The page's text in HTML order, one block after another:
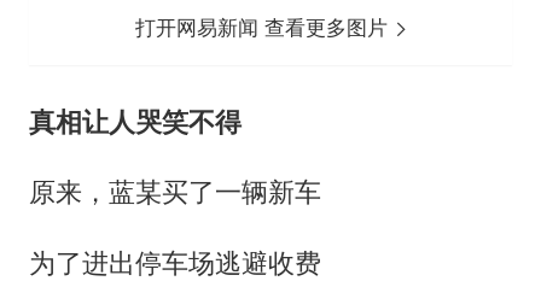
打开网易新闻 查看更多图片
真相让人哭笑不得
原来，蓝某买了一辆新车
为了进出停车场逃避收费